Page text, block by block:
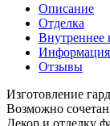
Описание
Отделка
Внутреннее
Информация
Отзывы
Изготовление
Возможно
Декор и отделку